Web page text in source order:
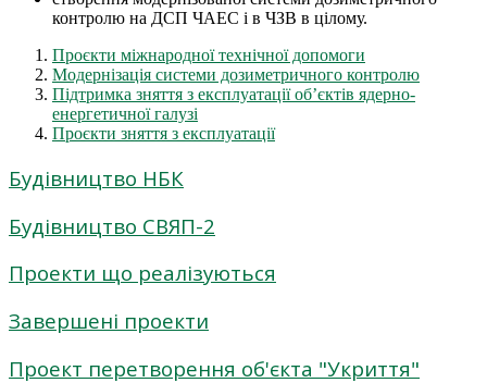
контролю на ДСП ЧАЕС і в ЧЗВ в цілому.
Проєкти міжнародної технічної допомоги
Модернізація системи дозиметричного контролю
Підтримка зняття з експлуатації об’єктів ядерно-
енергетичної галузі
Проєкти зняття з експлуатації
Будівництво НБК
Будівництво СВЯП-2
Проекти що реалізуються
Завершені проекти
Проект перетворення об'єкта "Укриття"